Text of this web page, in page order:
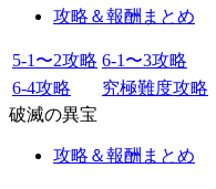
攻略＆報酬まとめ
5-1〜2攻略 6-1〜3攻略
6-4攻略
究極難度攻略
破滅の異宝
攻略＆報酬まとめ